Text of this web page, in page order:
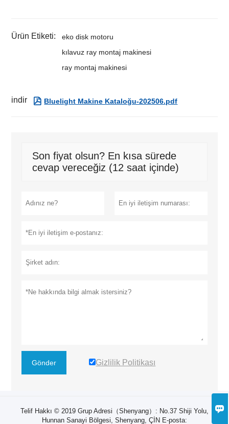

Ürün Etiketi:
eko disk motoru
kılavuz ray montaj makinesi
ray montaj makinesi
indir  Bluelight Makine Kataloğu-202506.pdf
Son fiyat olsun? En kısa sürede
cevap vereceğiz (12 saat içinde)
Gönder Gizlilik Politikası
Telif Hakkı © 2019 Grup Adresi（Shenyang）: ​No.37 Shiji Yolu,
Hunnan Sanayi Bölgesi, Shenyang, ÇİN E-posta: